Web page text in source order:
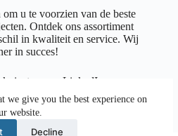
we give you the best experience on
website.
Decline
u te voorzien van de beste
Ontdek ons assortiment
in kwaliteit en service. Wij
in succes!
instagram LinkedIn
LinkedIn